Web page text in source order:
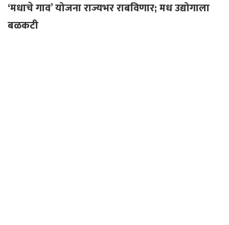
‘मधाचे गाव’ योजना राज्यभर राबविणार; मध उद्योगाला
बळकटी